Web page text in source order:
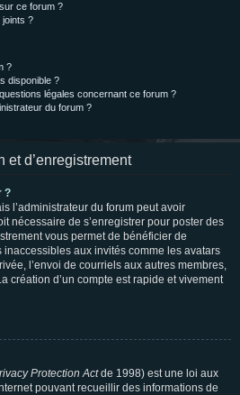
ce forum ?
?
?
disponible ?
légales concernant ce forum ?
du forum ?
et d’enregistrement
?
l’administrateur du forum peut avoir
nécessaire de s’enregistrer pour poster des
vous permet de bénéficier de
aux invités comme les avatars
l’envoi de courriels aux autres membres,
création d’un compte est rapide et vivement
Protection Actde 1998) est une loi aux
pouvant recueillir des informations de